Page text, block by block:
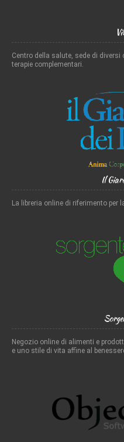
Centro della salute, sede di
terapie complementari.
Il
La libreria online di riferimento per
Negozio online di alimenti e
e uno stile di vita affine al